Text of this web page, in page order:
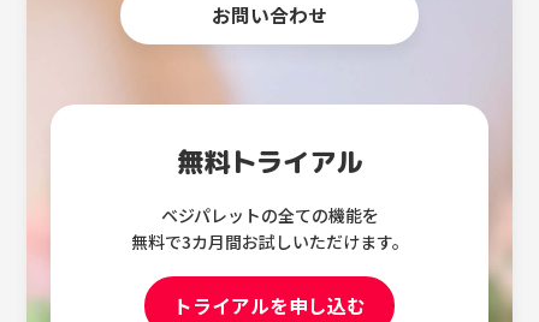
お問い合わせ
無料トライアル
ベジパレットの全ての機能を
無料で3カ月間お試しいただけます。
トライアルを申し込む